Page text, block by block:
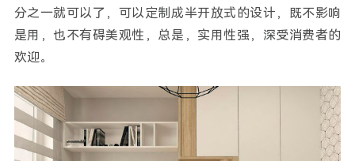
分之一就可以了，可以定制成半开放式的设计，既不影响
是用，也不有碍美观性，总是，实用性强，深受消费者的
欢迎。